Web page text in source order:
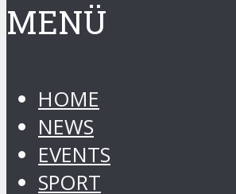
MENÜ
HOME
NEWS
EVENTS
SPORT